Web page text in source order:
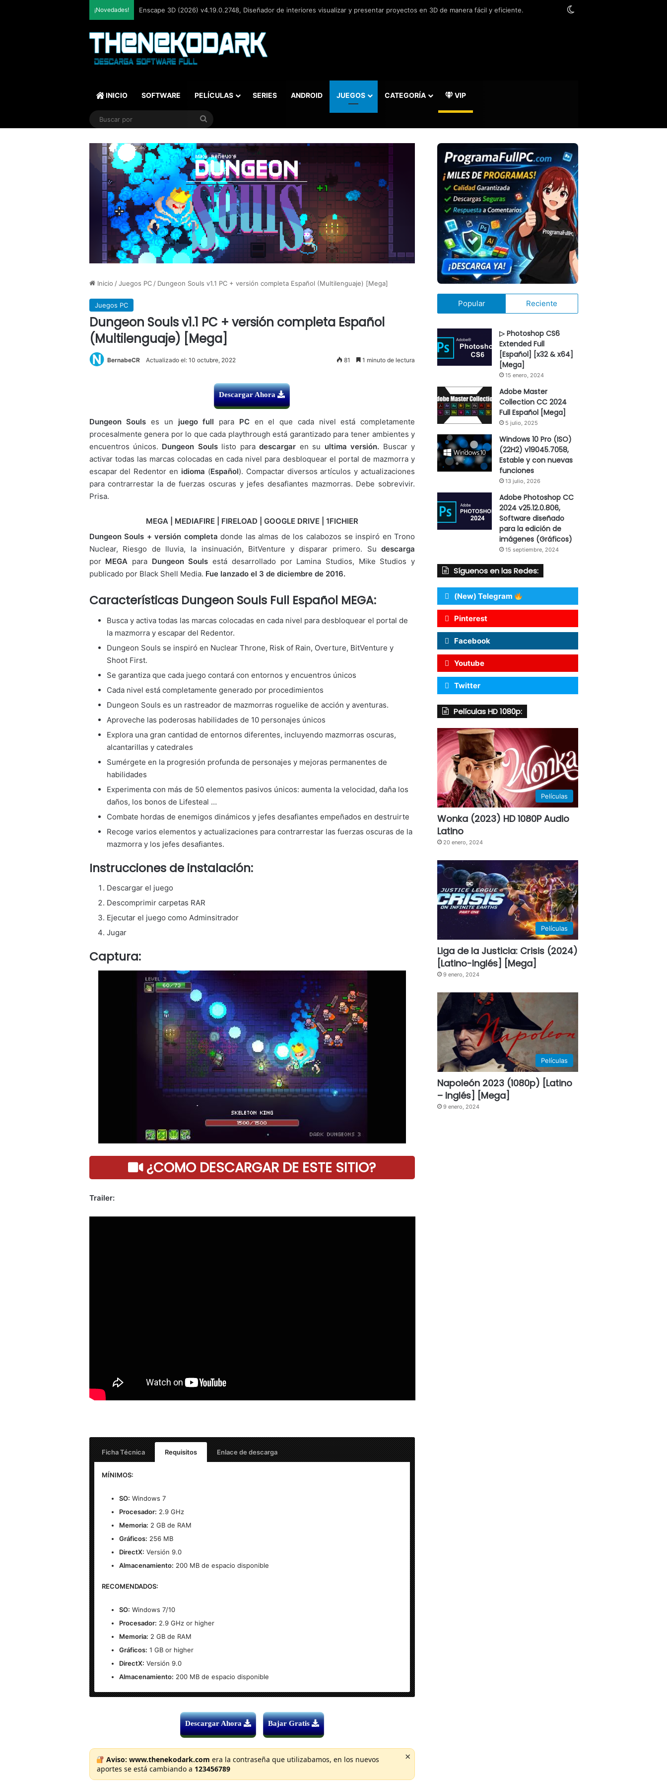
¡Novedades! Enscape 3D (2026) v4.19.0.2748, Diseñador de interiores visualizar y presentar proyectos en 3D de manera fácil y eficiente.
INICIO SOFTWARE PELÍCULAS SERIES ANDROID JUEGOS CATEGORÍA VIP
Buscar
Inicio / Juegos PC / Dungeon Souls v1.1 PC + versión completa Español (Multilenguaje) [Mega]
Juegos PC
Dungeon Souls v1.1 PC + versión completa Español
(Multilenguaje) [Mega]
BernabeCR Actualizado el: 10 octubre, 2022 81 1 minuto de lectura
Descargar Ahora
Dungeon Souls es un juego full para PC en el que cada nivel está completamente
procesalmente genera por lo que cada playthrough está garantizado para tener ambientes y
encuentros únicos. Dungeon Soulslisto paradescargar en su ultima versión. Buscar y
activar todas las marcas colocadas en cada nivel para desbloquear el portal de mazmorra y
escapar del Redentor en idioma (Español). Compactar diversos artículos y actualizaciones
para contrarrestar la de fuerzas oscuras y jefes desafiantes mazmorras. Debe sobrevivir.
Prisa.
MEGA | MEDIAFIRE | FIRELOAD | GOOGLE DRIVE | 1FICHIER
Dungeon Souls + versión completadonde las almas de los calabozos se inspiró en Trono
Nuclear, Riesgo de lluvia, la insinuación, BitVenture y disparar primero. Sudescarga
por MEGA para Dungeon Souls está desarrollado por Lamina Studios, Mike Studios y
publicado por Black Shell Media. Fue lanzado el 3 de diciembre de 2016.
CaracterísticasDungeon Souls Full Español MEGA:
Busca y activa todas las marcas colocadas en cada nivel para desbloquear el portal de
la mazmorra y escapar del Redentor.
Dungeon Souls se inspiró en Nuclear Throne, Risk of Rain, Overture, BitVenture y
Shoot First.
Se garantiza que cada juego contará con entornos y encuentros únicos
Cada nivel está completamente generado por procedimientos
Dungeon Souls es un rastreador de mazmorras roguelike de acción y aventuras.
Aproveche las poderosas habilidades de 10 personajes únicos
Explora una gran cantidad de entornos diferentes, incluyendo mazmorras oscuras,
alcantarillas y catedrales
Sumérgete en la progresión profunda de personajes y mejoras permanentes de
habilidades
Experimenta con más de 50 elementos pasivos únicos: aumenta la velocidad, daña los
daños, los bonos de Lifesteal …
Combate hordas de enemigos dinámicos y jefes desafiantes empeñados en destruirte
Recoge varios elementos y actualizaciones para contrarrestar las fuerzas oscuras de la
mazmorra y los jefes desafiantes.
Instrucciones de instalación:
Descargar el juego
Descomprimir carpetas RAR
Ejecutar el juego como Adminsitrador
Jugar
Captura:
¿COMO DESCARGAR DE ESTE SITIO?
Trailer:
Ficha Técnica Requisitos
Enlace de descarga
Idioma:Español (Multilenguaje)
Sistema Operativo: Windows 7,8.1,10 (x64 Bits)
MÍNIMOS:
SO: Windows 7
Procesador: 2.9 GHz
Memoria: 2 GB de RAM
Gráficos: 256 MB
DirectX: Versión 9.0
Almacenamiento: 200 MB de espacio disponible
RECOMENDADOS:
SO: Windows 7/10
Procesador: 2.9 GHz or higher
Memoria: 2 GB de RAM
Gráficos: 1 GB or higher
DirectX: Versión 9.0
Almacenamiento: 200 MB de espacio disponible
Descargar Dungeon Souls para PC en Español MEGA
DESCARGAR | ENLACE VIP
Contraseña:
www.thenekodark.com
Descargar Ahora Bajar Gratis
Aviso: www.thenekodark.com era la contraseña que utilizabamos, en los nuevos
aportes se está cambiando a 123456789
×
Popular Reciente
▷ Photoshop CS6
Extended Full
[Español] [x32 & x64]
[Mega]
15 enero, 2024
Adobe Master
Collection CC 2024
Full Español [Mega]
5 julio, 2025
Windows 10 Pro (ISO)
(22H2) v19045.7058,
Estable y con nuevas
funciones
13 julio, 2026
Adobe Photoshop CC
2024 v25.12.0.806,
Software diseñado
para la edición de
imágenes (Gráficos)
15 septiembre, 2024
Síguenos en las Redes:
(New) Telegram
Pinterest
Facebook
Youtube
Twitter
Películas HD 1080p:
Películas
Wonka (2023) HD 1080P Audio
Latino
20 enero, 2024
Películas
Liga de la Justicia: Crisis (2024)
[Latino-Inglés] [Mega]
9 enero, 2024
Películas
Napoleón 2023 (1080p) [Latino
– Inglés] [Mega]
9 enero, 2024